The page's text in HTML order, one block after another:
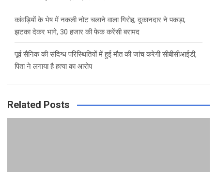
कांवड़ियों के भेष में नकली नोट चलाने वाला गिरोह, दुकानदार ने पकड़ा,
झटका देकर भागे, 30 हजार की फेक करेंसी बरामद
पूर्व सैनिक की संदिग्ध परिस्थितियों में हुई मौत की जांच करेगी सीबीसीआईडी,
पिता ने लगाया है हत्या का आरोप
Related Posts